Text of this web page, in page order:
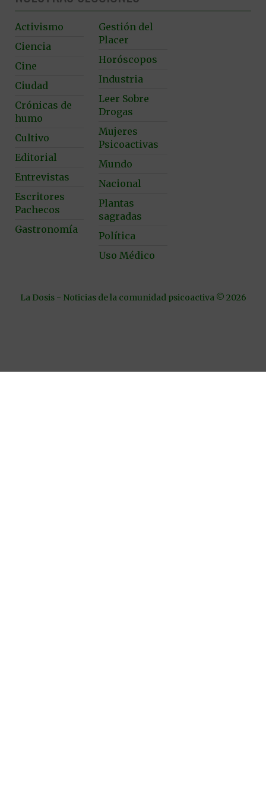
Activismo
Ciencia
Cine
Ciudad
Crónicas de
humo
Cultivo
Editorial
Entrevistas
Escritores
Pachecos
Gastronomía
Gestión del
Placer
Horóscopos
Industria
Leer Sobre
Drogas
Mujeres
Psicoactivas
Mundo
Nacional
Plantas
sagradas
Política
Uso Médico
La Dosis - Noticias de la comunidad psicoactiva © 2026